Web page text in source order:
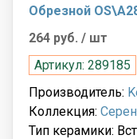
Обрезной
264 руб. / шт
Артикул: 289185
Производитель:
Коллекция:
Тип керамики: